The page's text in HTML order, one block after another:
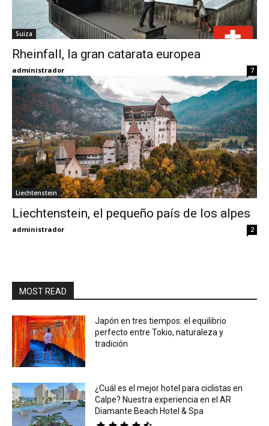
My
Suiza
Rheinfall, la gran catarata europea
administrador 7
Liechtenstein
Liechtenstein, el pequeño país de los alpes
administrador 2
MOST READ
Japón en tres tiempos: el equilibrio
perfecto entre Tokio, naturaleza y
tradición
¿Cuál es el mejor hotel para ciclistas en
Calpe? Nuestra experiencia en el AR
Diamante Beach Hotel & Spa